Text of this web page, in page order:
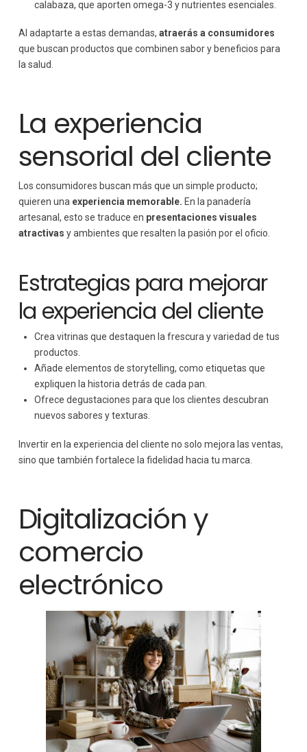
calabaza, que aporten omega-3 y nutrientes esenciales.
Al adaptarte a estas demandas, atraerás a consumidores
que buscan productos que combinen sabor y beneficios para
la salud.
La experiencia
sensorial del cliente
Los consumidores buscan más que un simple producto;
quieren una experiencia memorable. En la panadería
artesanal, esto se traduce en presentaciones visuales
atractivas y ambientes que resalten la pasión por el oficio.
Estrategias para mejorar
la experiencia del cliente
Crea vitrinas que destaquen la frescura y variedad de tus
productos.
Añade elementos de storytelling, como etiquetas que
expliquen la historia detrás de cada pan.
Ofrece degustaciones para que los clientes descubran
nuevos sabores y texturas.
Invertir en la experiencia del cliente no solo mejora las ventas,
sino que también fortalece la fidelidad hacia tu marca.
Digitalización y
comercio
electrónico